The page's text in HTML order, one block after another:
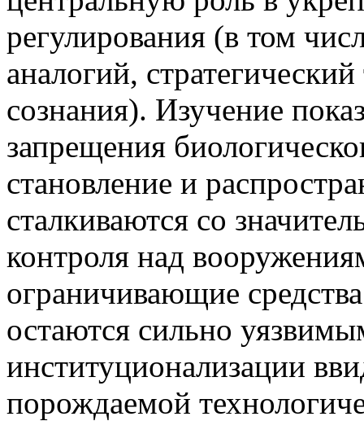
регулирования (в том
аналогий,
сознания). Изучение
запрещения
становление и
сталкиваются со
контроля над
ограничивающие
остаются сильно
институционализации
порождаемой